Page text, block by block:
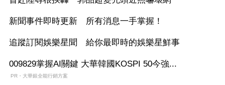
新聞事件即時更新 所有消息一手掌握！
追蹤訂閱娛樂星聞 給你最即時的娛樂星鮮事
009829掌握AI關鍵 大華韓國KOSPI 50今強...
PR・大華銀全能行銷方案